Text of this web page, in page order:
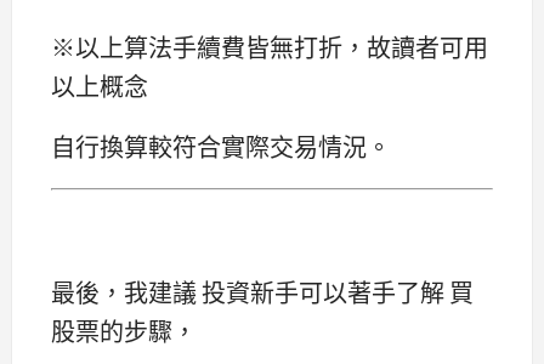
※以上算法手續費皆無打折，故讀者可用
以上概念
自行換算較符合實際交易情況。
最後，我建議 投資新手可以著手了解 買
股票的步驟，